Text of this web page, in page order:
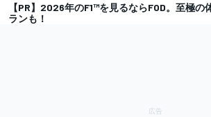
【PR】2026年のF1™を見るならFOD。至極の
ランも！